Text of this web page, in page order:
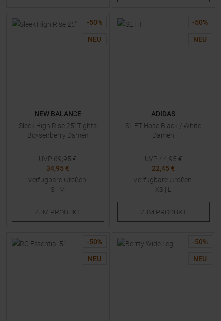
-50%
NEU
NEW BALANCE
Sleek High Rise 25" Tights
Boysenberry Damen
UVP 69,95 €
34,95 €
Verfügbare Größen:
S | M
ZUM PRODUKT
-50%
NEU
ADIDAS
SL FT Hose Black / White
Damen
UVP 44,95 €
22,45 €
Verfügbare Größen:
XS | L
ZUM PRODUKT
-50%
NEU
-50%
NEU